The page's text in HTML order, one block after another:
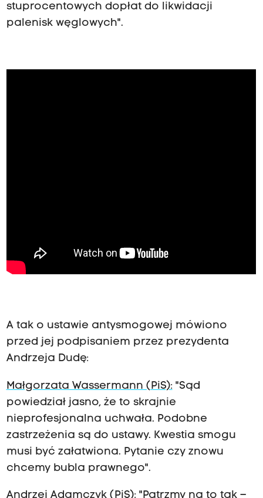
stuprocentowych dopłat do likwidacji
palenisk węglowych".
A tak o ustawie antysmogowej mówiono
przed jej podpisaniem przez prezydenta
Andrzeja Dudę:
Małgorzata Wassermann (PiS): "Sąd
powiedział jasno, że to skrajnie
nieprofesjonalna uchwała. Podobne
zastrzeżenia są do ustawy. Kwestia smogu
musi być załatwiona. Pytanie czy znowu
chcemy bubla prawnego".
Andrzej Adamczyk (PiS): "Patrzmy na to tak –